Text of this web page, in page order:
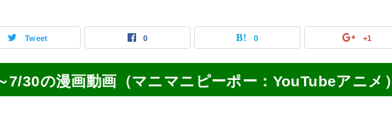
Tweet 0 0 +1
7/30の漫画動画（マニマニピーポー：YouTubeアニメ）